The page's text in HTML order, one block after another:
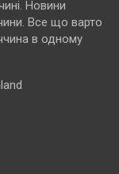
Новини
Все що варто
в одному